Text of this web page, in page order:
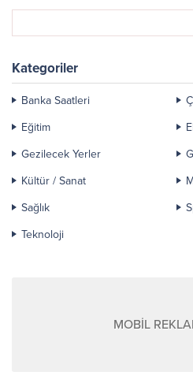
Kategoriler
Banka Saatleri
Eğitim
Gezilecek Yerler
Kültür / Sanat
Sağlık
Teknoloji
MOBİL